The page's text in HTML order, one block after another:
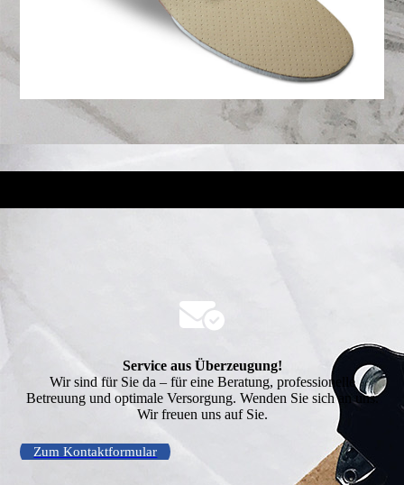
Service aus Überzeugung!
Wir sind für Sie da – für eine Beratung, professionelle
Betreuung und optimale Versorgung. Wenden Sie sich an uns.
Wir freuen uns auf Sie.
Zum Kontaktformular